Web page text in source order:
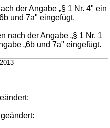
der Angabe „§ 1 Nr. 4" ein
und 7a" eingefügt.
nach der Angabe „§ 1 Nr. 1
„6b und 7a" eingefügt.